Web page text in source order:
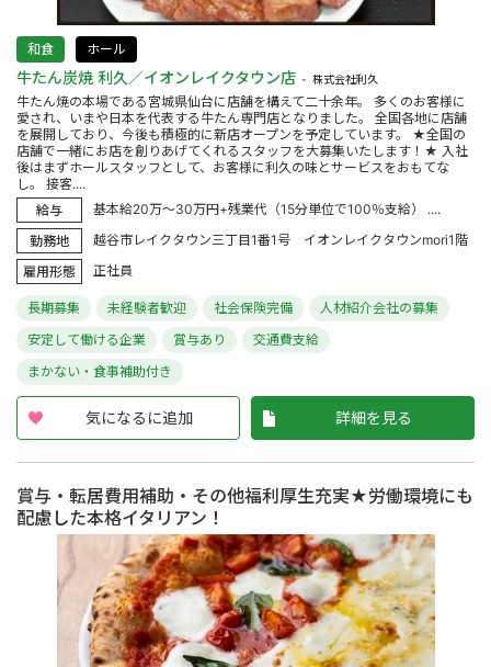
和食 ホール
牛たん炭焼 利久／イオンレイクタウン店 株式会社利久
牛たん焼の本場である宮城県仙台に店舗を構えて二十余年。 多くのお客様に
愛され、いまや日本を代表する牛たん専門店となりました。 全国各地に店舗
を展開しており、今後も積極的に新店オープンを予定しています。 ★全国の
店舗で一緒にお店を創りあげてくれるスタッフを大募集いたします！★ 入社
後はまずホールスタッフとして、お客様に利久の味とサービスをおもてな
し。 接客....
給与
基本給20万～30万円+残業代（15分単位で100％支給） ....
勤務地
越谷市レイクタウン三丁目1番1号 イオンレイクタウンmori1階
雇用形態
正社員
長期募集 未経験者歓迎 社会保険完備
人材紹介会社の募集
安定して働ける企業
賞与あり
交通費支給
まかない・食事補助付き
気になるに追加 詳細を見る
賞与・転居費用補助・その他福利厚生充実★労働環境にも
配慮した本格イタリアン！